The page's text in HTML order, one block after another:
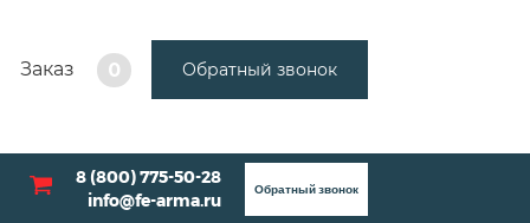
Заказ 0 Обратный звонок
8 (800) 775-50-28
info@fe-arma.ru
Обратный звонок